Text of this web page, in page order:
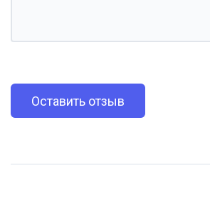
Оставить отзыв